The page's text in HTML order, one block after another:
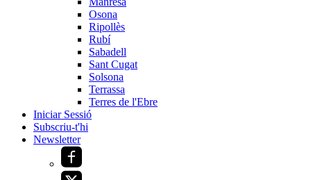
Osona
Ripollès
Rubí
Sabadell
Sant Cugat
Solsona
Terrassa
Terres de l'Ebre
Iniciar Sessió
Subscriu-t'hi
Newsletter